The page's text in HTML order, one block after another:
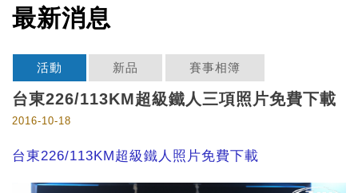
最新消息
活動 新品 賽事相簿
台東226/113KM超級鐵人三項照片免費下載
2016-10-18
台東226/113KM超級鐵人照片免費下載